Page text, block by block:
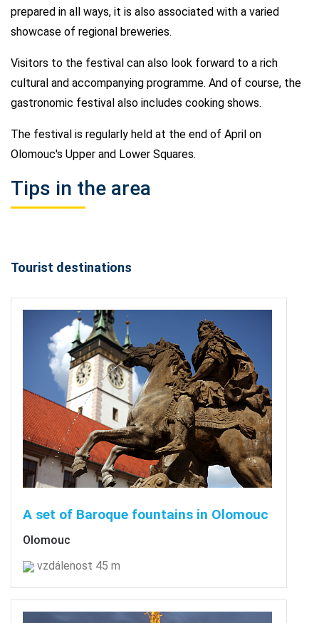
prepared in all ways, it is also associated with a varied
showcase of regional breweries.
Visitors to the festival can also look forward to a rich
cultural and accompanying programme. And of course, the
gastronomic festival also includes cooking shows.
The festival is regularly held at the end of April on
Olomouc's Upper and Lower Squares.
Tips in the area
Tourist destinations
A set of Baroque fountains in Olomouc
Olomouc
vzdálenost 45 m